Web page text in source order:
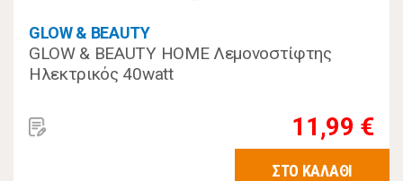
GLOW & BEAUTY
GLOW & BEAUTY HOME Λεμονοστίφτης
Ηλεκτρικός 40watt
11,99 €
ΣΤΟ ΚΑΛΑΘΙ